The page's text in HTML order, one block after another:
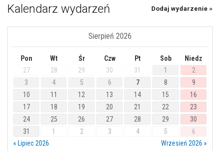
Kalendarz wydarzeń Dodaj wydarzenie »
Sierpień 2026
Pon Wt Śr Czw Pt Sob
Niedz
27
28 29 30 31 1
2
3
4 5 6 7 8
9
10
11 12 13 14 15
16
17
18 19 20 21 22
23
24
25 26 27 28 29
30
31
1 2 3 4 5
6
« Lipiec 2026
Wrzesień 2026 »